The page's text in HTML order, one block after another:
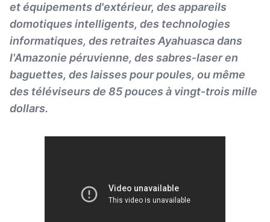
et équipements d'extérieur, des appareils
domotiques intelligents, des technologies
informatiques, des retraites Ayahuasca dans
l'Amazonie péruvienne, des sabres-laser en
baguettes, des laisses pour poules, ou même
des téléviseurs de 85 pouces à vingt-trois mille
dollars.